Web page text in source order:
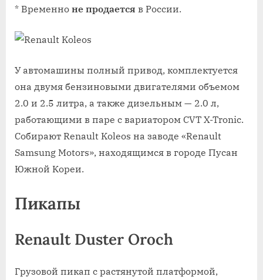
* Временно не продается в России.
У автомашины полный привод, комплектуется
она двумя бензиновыми двигателями объемом
2.0 и 2.5 литра, а также дизельным — 2.0 л,
работающими в паре с вариатором CVT X-Tronic.
Собирают Renault Koleos на заводе «Renault
Samsung Motors», находящимся в городе Пусан
Южной Кореи.
Пикапы
Renault Duster Oroch
Грузовой пикап с растянутой платформой,